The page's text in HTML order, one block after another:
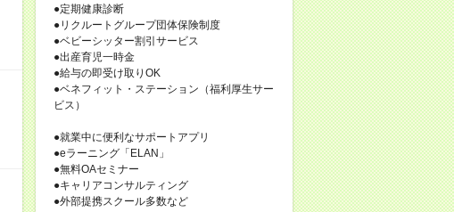
●定期健康診断
●リクルートグループ団体保険制度
●ベビーシッター割引サービス
●出産育児一時金
●給与の即受け取りOK
●ベネフィット・ステーション（福利厚生サー
ビス）
●就業中に便利なサポートアプリ
●eラーニング「ELAN」
●無料OAセミナー
●キャリアコンサルティング
●外部提携スクール多数など